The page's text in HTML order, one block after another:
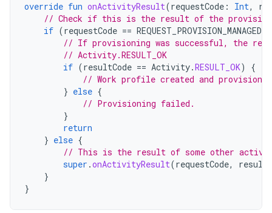
override fun onActivityResult(requestCode : Int,
// Check if this is the result of the
if (requestCode ==
// If provisioning was successful, the
// Activity.RESULT_OK
if (resultCode == Activity.RESULT_OK)
{
// Work profile created and
} else {
// Provisioning failed.
}
return
} else {
// This is the result of some other
super .onActivityResult(requestCode,
}
}